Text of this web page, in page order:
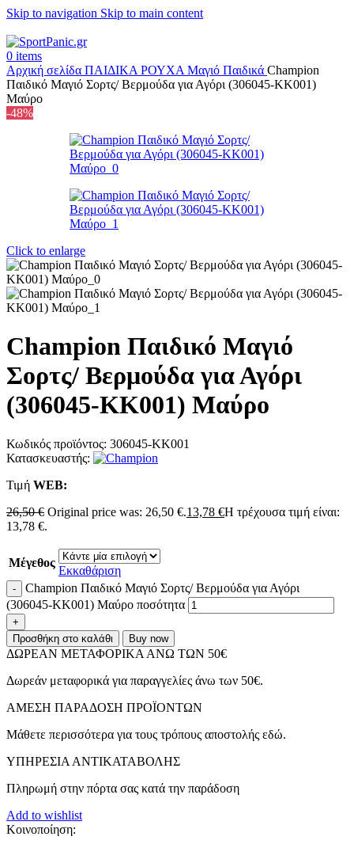
Skip to navigation Skip to main content
0 items
Αρχική σελίδα ΠΑΙΔΙΚΑ ΡΟΥΧΑ Μαγιό Παιδικά Champion
Παιδικό Μαγιό Σορτς/ Βερμούδα για Αγόρι (306045-KK001)
Μαύρο
-48%
Click to enlarge
Champion Παιδικό Μαγιό
Σορτς/ Βερμούδα για Αγόρι
(306045-KK001) Μαύρο
Κωδικός προϊόντος: 306045-KK001
Κατασκευαστής:
Τιμή WΕΒ:
26,50€ Original price was: 26,50 €.13,78 €Η τρέχουσα τιμή είναι:
13,78 €.
Μέγεθος
Εκκαθάριση
Champion Παιδικό Μαγιό Σορτς/ Βερμούδα για Αγόρι
(306045-KK001) Μαύρο ποσότητα
Προσθήκη στο καλάθι Buy now
ΔΩΡΕΑΝ ΜΕΤΑΦΟΡΙΚΑ ΑΝΩ ΤΩΝ 50€
Δωρεάν μεταφορικά για παραγγελίες άνω των 50€.
ΑMEΣΗ ΠΑΡΑΔΟΣΗ ΠΡΟΪΟΝΤΩΝ
Μάθετε περισσότερα για τους τρόπους αποστολής εδώ.
ΥΠΗΡΕΣΙΑ ΑΝΤΙΚΑΤΑΒΟΛΗΣ
Πληρωμή στην πόρτα σας κατά την παράδοση
Add to wishlist
Κοινοποίηση: